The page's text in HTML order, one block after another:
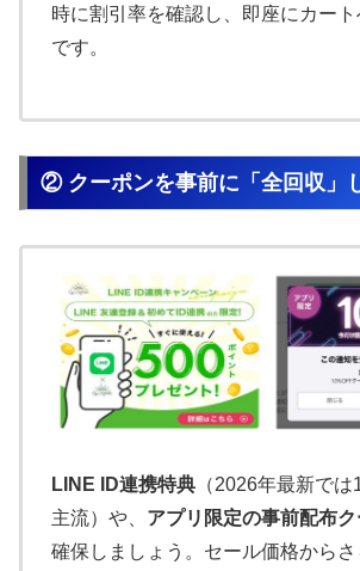
時に割引率を確認し、即座にカー
です。
② クーポンを事前に「全回収」
LINE ID連携特典 （2026年最新で
主流）や、 アプリ限定の事前配布
確保しましょう。セール価格から